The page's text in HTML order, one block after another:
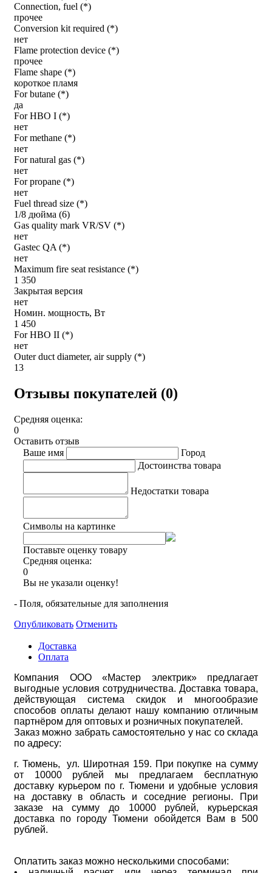
Connection, fuel (*)
прочее
Conversion kit required (*)
нет
Flame protection device (*)
прочее
Flame shape (*)
короткое пламя
For butane (*)
да
For HBO I (*)
нет
For methane (*)
нет
For natural gas (*)
нет
For propane (*)
нет
Fuel thread size (*)
1/8 дюйма (6)
Gas quality mark VR/SV (*)
нет
Gastec QA (*)
нет
Maximum fire seat resistance (*)
1 350
Закрытая версия
нет
Номин. мощность, Вт
1 450
For HBO II (*)
нет
Outer duct diameter, air supply (*)
13
Отзывы покупателей (0)
Средняя оценка:
0
Оставить отзыв
Ваше имя
Город
Достоинства товара
Недостатки товара
Символы на картинке
Поставьте оценку товару
Средняя оценка:
0
Вы не указали оценку!
- Поля, обязательные для заполнения
Опубликовать Отменить
Доставка
Оплата
Компания ООО «Мастер электрик» предлагает
выгодные условия сотрудничества. Доставка товара,
действующая система скидок и многообразие
способов оплаты делают нашу компанию отличным
партнёром для оптовых и розничных покупателей.
Заказ можно забрать самостоятельно у нас со склада
по адресу:
г. Тюмень, ул. Широтная 159. При покупке на сумму
от 10000 рублей мы предлагаем бесплатную
доставку курьером по г. Тюмени и удобные условия
на доставку в область и соседние регионы. При
заказе на сумму до 10000 рублей, курьерская
доставка по городу Тюмени обойдется Вам в 500
рублей.
Оплатить заказ можно несколькими способами: